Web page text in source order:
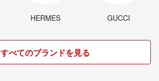
HERMES GUCCI
すべてのブランドを見る